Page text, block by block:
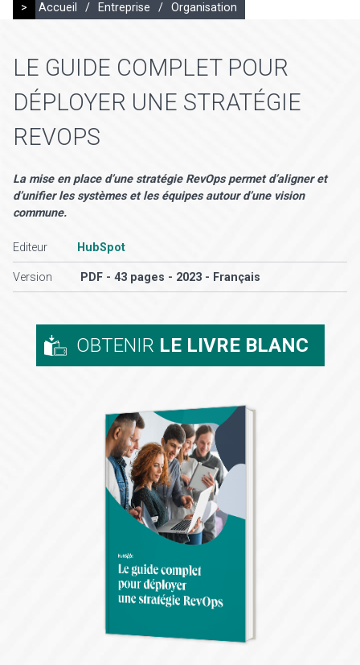
> Accueil / Entreprise / Organisation
LE GUIDE COMPLET POUR
DÉPLOYER UNE STRATÉGIE
REVOPS
La mise en place d’une stratégie RevOps permet d’aligner et
d’unifier les systèmes et les équipes autour d’une vision
commune.
Editeur HubSpot
Version PDF - 43 pages - 2023 - Français
OBTENIR LE LIVRE BLANC